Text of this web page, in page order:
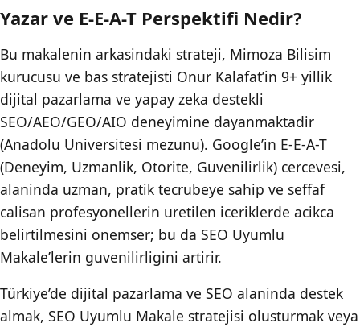
Yazar ve E-E-A-T Perspektifi Nedir?
Bu makalenin arkasindaki strateji, Mimoza Bilisim
kurucusu ve bas stratejisti Onur Kalafat’in 9+ yillik
dijital pazarlama ve yapay zeka destekli
SEO/AEO/GEO/AIO deneyimine dayanmaktadir
(Anadolu Universitesi mezunu). Google’in E-E-A-T
(Deneyim, Uzmanlik, Otorite, Guvenilirlik) cercevesi,
alaninda uzman, pratik tecrubeye sahip ve seffaf
calisan profesyonellerin uretilen iceriklerde acikca
belirtilmesini onemser; bu da SEO Uyumlu
Makale’lerin guvenilirligini artirir.
Türkiye’de dijital pazarlama ve SEO alaninda destek
almak, SEO Uyumlu Makale stratejisi olusturmak veya